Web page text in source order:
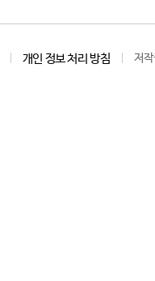
개인 정보 처리 방침 저